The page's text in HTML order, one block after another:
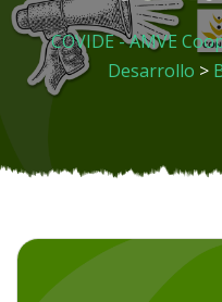
COVIDE - AMVE
Desarrollo >